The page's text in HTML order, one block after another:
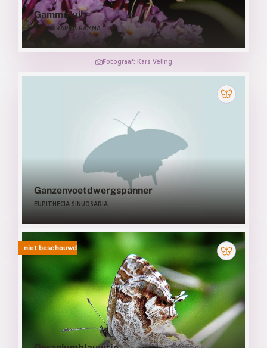
Gamma-uil
AUTOGRAPHA GAMMA
Fotograaf: Kars Veling
Ganzenvoetdwergspanner
EUPITHECIA SINUOSARIA
niet beschouwd